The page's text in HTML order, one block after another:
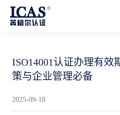
ISO14001认证办理有效
策与企业管理必备
2025-09-18